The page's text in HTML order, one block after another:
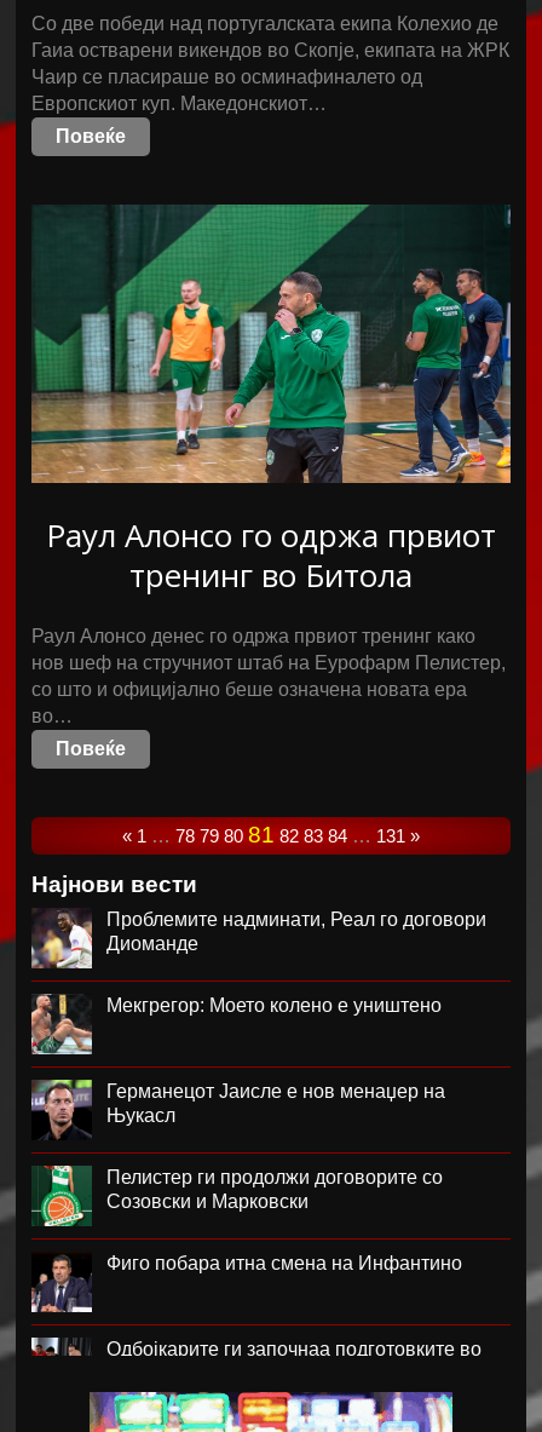
Со две победи над португалската екипа Колехио де
Гаиа остварени викендов во Скопје, екипата на ЖРК
Чаир се пласираше во осминафиналето од
Европскиот куп. Македонскиот…
Повеќе
Раул Алонсо го одржа првиот
тренинг во Битола
Раул Алонсо денес го одржа првиот тренинг како
нов шеф на стручниот штаб на Еурофарм Пелистер,
со што и официјално беше означена новата ера
во…
Повеќе
« 1 … 78 79 80 81 82 83 84 … 131 »
Најнови вести
Проблемите надминати, Реал го договори
Диоманде
Мекгрегор: Моето колено е уништено
Германецот Јаисле е нов менаџер на
Њукасл
Пелистер ги продолжи договорите со
Созовски и Марковски
Фиго побара итна смена на Инфантино
Одбојкарите ги започнаа подготовките во